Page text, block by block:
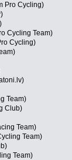
Pro Cycling)
Cycling Team)
Cycling)
Team)
Club)
Team)
Team)
Team)